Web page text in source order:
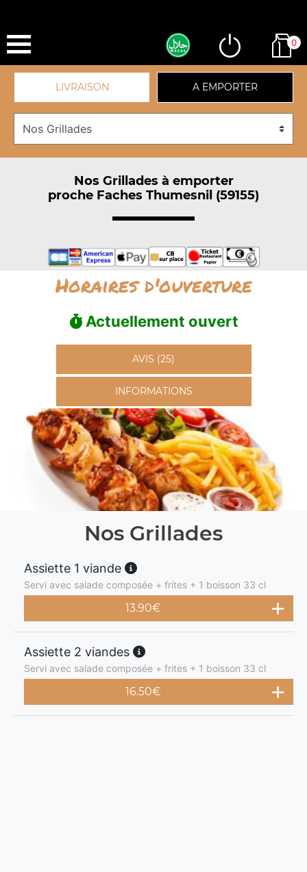
0
LIVRAISON A EMPORTER
Nos Grillades à emporter
proche Faches Thumesnil (59155)
Horaires d'ouverture
Actuellement ouvert
AVIS (25)
INFORMATIONS
Nos Grillades
Assiette 1 viande
Servi avec salade composée + frites + 1 boisson 33 cl
13.90€
Assiette 2 viandes
Servi avec salade composée + frites + 1 boisson 33 cl
16.50€